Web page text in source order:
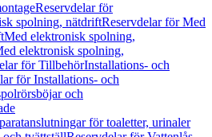
Reservdelar för
spolning, nätdriftReservdelar för Med
Med elektronisk spolning,
elektronisk spolning,
för TillbehörInstallations- och
för Installations- och
och
för toaletter, urinaler